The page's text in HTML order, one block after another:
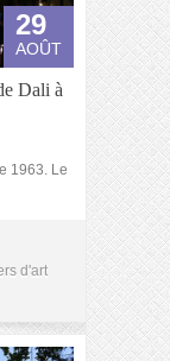
29
AOÛT
Dali à
1963. Le
d'art